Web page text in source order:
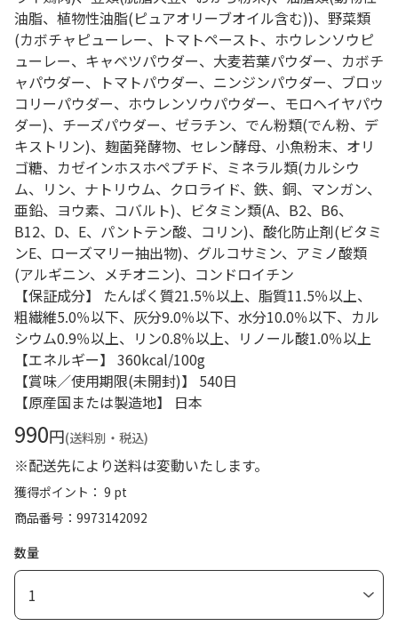
油脂、植物性油脂(ピュアオリーブオイル含む))、野菜類
(カボチャピューレー、トマトペースト、ホウレンソウピ
ューレー、キャベツパウダー、大麦若葉パウダー、カボチ
ャパウダー、トマトパウダー、ニンジンパウダー、ブロッ
コリーパウダー、ホウレンソウパウダー、モロヘイヤパウ
ダー)、チーズパウダー、ゼラチン、でん粉類(でん粉、デ
キストリン)、麹菌発酵物、セレン酵母、小魚粉末、オリ
ゴ糖、カゼインホスホペプチド、ミネラル類(カルシウ
ム、リン、ナトリウム、クロライド、鉄、銅、マンガン、
亜鉛、ヨウ素、コバルト)、ビタミン類(A、B2、B6、
B12、D、E、パントテン酸、コリン)、酸化防止剤(ビタミ
ンE、ローズマリー抽出物)、グルコサミン、アミノ酸類
(アルギニン、メチオニン)、コンドロイチン
【保証成分】 たんぱく質21.5％以上、脂質11.5％以上、
粗繊維5.0％以下、灰分9.0％以下、水分10.0％以下、カル
シウム0.9％以上、リン0.8％以上、リノール酸1.0％以上
【エネルギー】 360kcal/100g
【賞味／使用期限(未開封)】 540日
【原産国または製造地】 日本
990円(送料別・税込)
※配送先により送料は変動いたします。
獲得ポイント： 9 pt
商品番号
9973142092
数量
1